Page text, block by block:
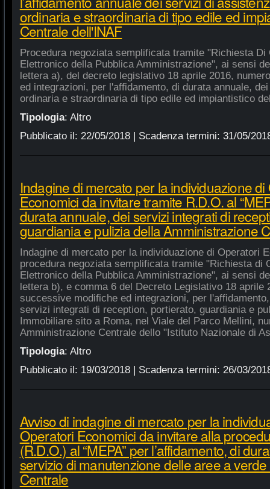
ordinaria e straordinaria di tipo edile ed
Centrale dell'INAF
Procedura negoziata semplificata tramite "Richiesta
Elettronico della Pubblica Amministrazione", ai sensi
lettera a), del decreto legislativo 18 aprile 2016,
ed integrazioni, per l'affidamento, di durata annuale,
ordinaria e straordinaria di tipo edile ed impiantistico
Tipologia: Altro
Pubblicato il: 22/05/2018| Scadenza termini: 31/05/
Indagine di mercato per la individuazione
Economici da invitare tramite R.D.O. al
durata annuale, dei servizi integrati di
guardiania e pulizia della Amministrazione
Indagine di mercato per la individuazione di Operatori
procedura negoziata semplificata tramite "Richiesta di
Elettronico della Pubblica Amministrazione", ai sensi
lettera b), e comma 6 del Decreto Legislativo 18 aprile
successive modifiche ed integrazioni, per
servizi integrati di reception, portierato, guardiania e
Immobiliare sito a Roma, nel Viale del Parco Mellini,
Amministrazione Centrale dello "Istituto Nazionale di
Tipologia: Altro
Pubblicato il: 19/03/2018| Scadenza termini: 26/03/
Avviso di indagine di mercato per la
Operatori Economici da invitare alla
(R.D.O.) al “MEPA” per l’affidamento, di
servizio di manutenzione delle aree a
Centrale